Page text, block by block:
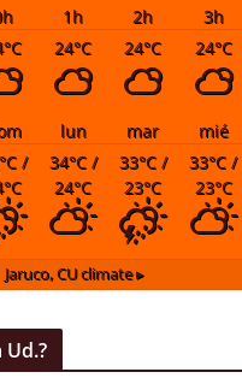
h 1h 2h 3h
°C 24°C 24°C 24°C
lun mar
mié
/
°C
34°C/
24°C
33°C/
23°C
33°C/
23°C
Jaruco, CUclimate ▸
Ud.?